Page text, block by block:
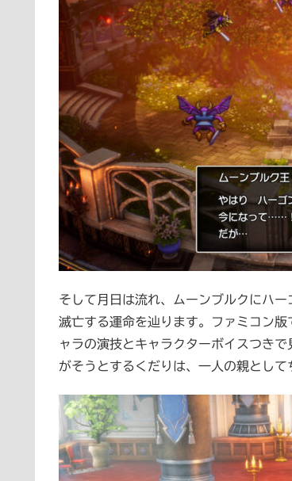
そして月日は流れ、ムーンブルクにハ
滅亡する運命を辿ります。ファミコン
ャラの演技とキャラクターボイスつき
がそうとするくだりは、一人の親として